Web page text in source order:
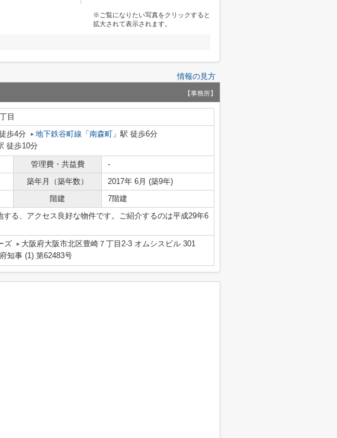
※ご覧になりたい写真をクリックすると
拡大されて表示されます。
情報の見方
【事務所】
目
歩4分 地下鉄谷町線 「 南森町 」駅 徒歩6分
徒歩10分
管理費・共益費
-
築年月（築年数）
2017年 6月 (築9年)
階建 7階建
る、アクセス良好な物件です。ご紹介するのは平成29年6
ズ
大阪府大阪市北区豊崎７丁目2-3 オムシスビル 301
知事 (1) 第62483号